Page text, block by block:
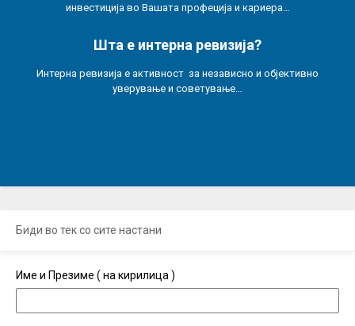
инвестиција во Вашата профеција и кариера…
Шта е интерна ревизија?
Интерна ревизија е активност за независно и објективно
уверување и советување…
Биди во тек со сите настани
Име и Презиме ( на кирилица )